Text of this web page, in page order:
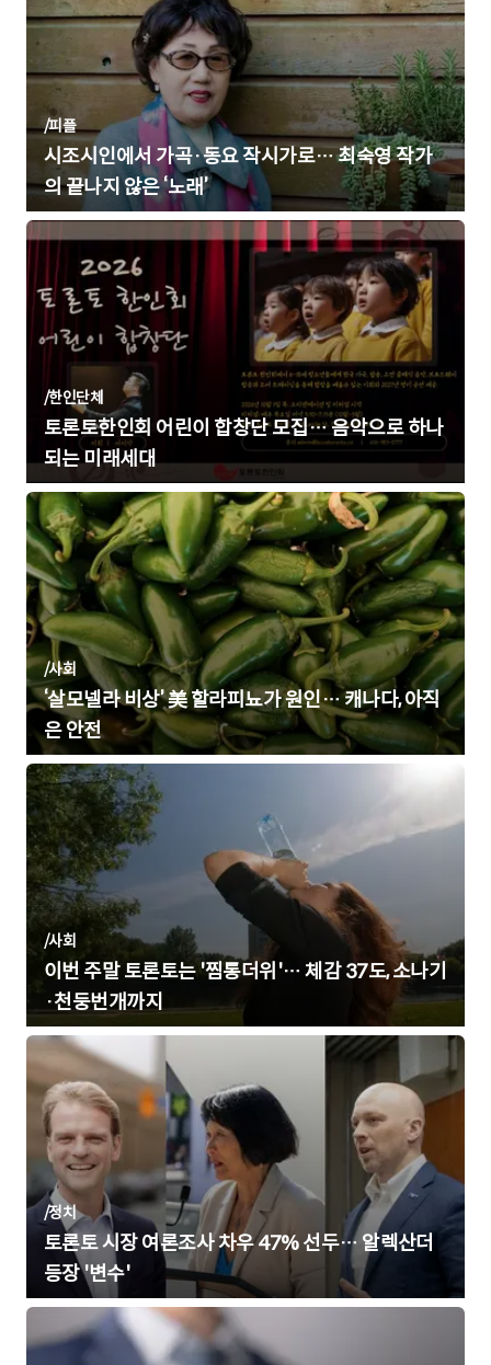
/피플
시조시인에서 가곡·동요 작시가로… 최숙영 작가
의 끝나지 않은 ‘노래’
/한인단체
토론토한인회 어린이 합창단 모집… 음악으로 하나
되는 미래세대
/사회
‘살모넬라 비상’ 美 할라피뇨가 원인… 캐나다, 아직
은 안전
/사회
이번 주말 토론토는 '찜통더위'… 체감 37도, 소나기
·천둥번개까지
/정치
토론토 시장 여론조사 차우 47% 선두… 알렉산더
등장 '변수'